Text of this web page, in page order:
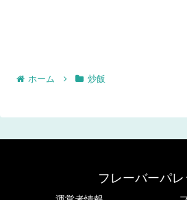
ホーム 炒飯
フレーバーパレ